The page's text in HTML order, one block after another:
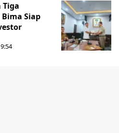
Tiga
Siap